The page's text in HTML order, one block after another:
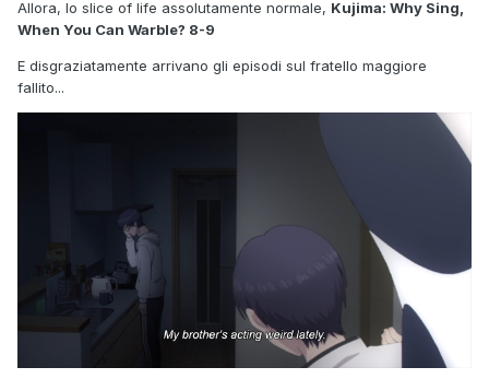
Allora, lo slice of life assolutamente normale, Kujima: Why Sing,
When You Can Warble? 8-9
E disgraziatamente arrivano gli episodi sul fratello maggiore
fallito...